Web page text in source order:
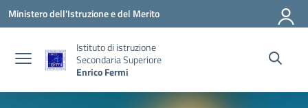
Vai ai contenuti
Vai al menu di navigazione
Vai al footer
Ministero dell'Istruzione e del Merito
Istituto di istruzione
Secondaria Superiore
Enrico Fermi